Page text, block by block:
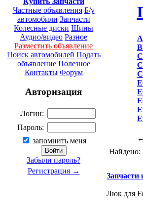
Частные объявления Б/у
автомобили Запчасти
Колесные диски Шины
Аудио/видео Разное
Разместить объявление
Поиск автомобилей Подать
объявление Полезное
Контакты Форум
Авторизация
Логин:
Пароль:
запомнить меня
Забыли пароль?
Регистрация →
←
Найдено:
Запчасти
Люк для